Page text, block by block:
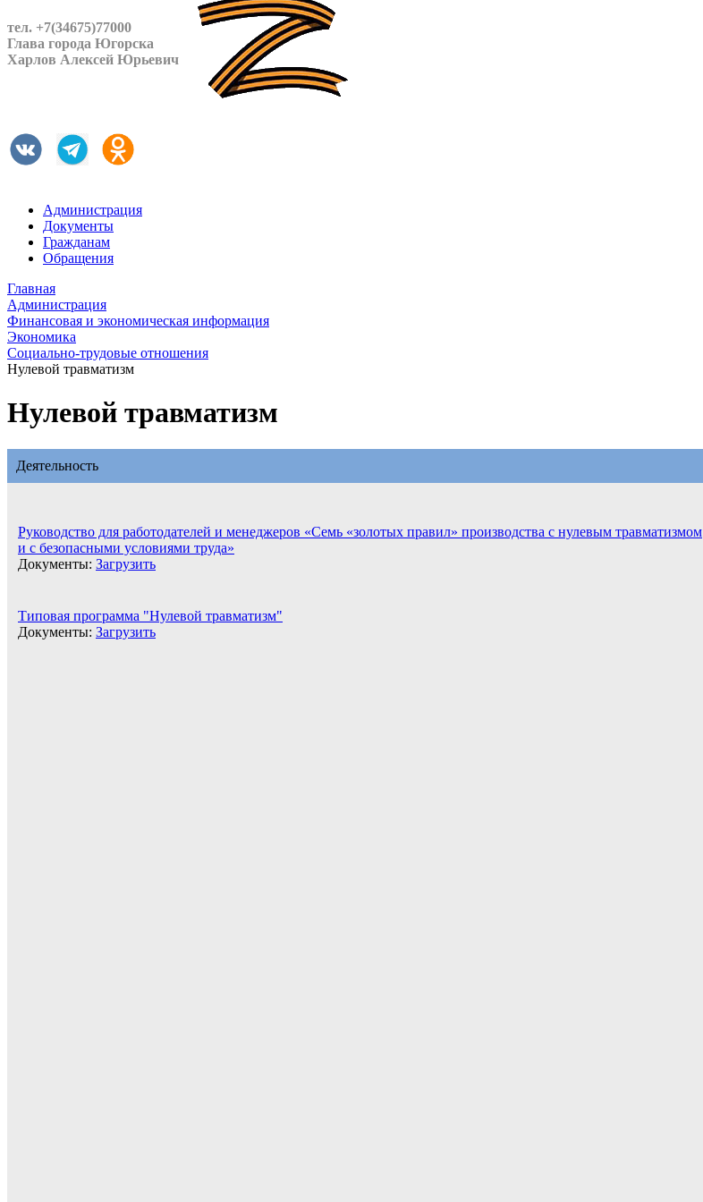
тел. +7(34675)77000
Глава города Югорска
Харлов Алексей Юрьевич
Администрация
Документы
Гражданам
Обращения
Главная
Администрация
Финансовая и экономическая информация
Экономика
Социально-трудовые отношения
Нулевой травматизм
Нулевой травматизм
Деятельность
Руководство для работодателей и менеджеров «Семь «золотых правил» производства c нулевым травматизмом
и с безопасными условиями труда»
Документы: Загрузить
Типовая программа "Нулевой травматизм"
Документы: Загрузить